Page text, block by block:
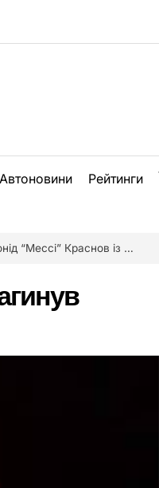
Автоновини Рейтинги
Краснов із Дніпра